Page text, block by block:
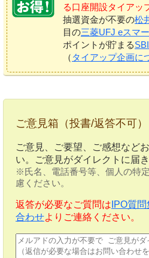
る口座開設タイアッ
抽選資金が不要の松
目の三菱UFJ eスマ
ポイントが貯まる
（ タイアップ企画に
ご意見箱（投書/返答不可）
ご意見、ご要望、ご感想など
い。ご意見がダイレクトに届き
※氏名、電話番号等、個人の特
慮ください。
返答が必要なご質問は IPO質
合わせよりご連絡ください。